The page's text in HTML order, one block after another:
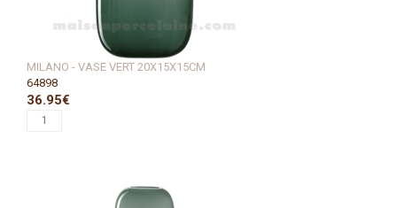
MILANO - VASE VERT 20X15X15CM
64898
36.95€